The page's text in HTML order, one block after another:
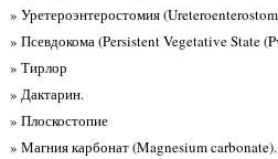
» Уретероэнтеростомия
» Псевдокома (Persistent Vegetative State
» Тирлор
» Дактарин.
» Плоскостопие
» Магния карбонат (Magnesium carbonate).